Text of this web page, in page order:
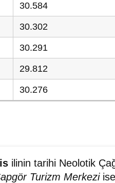
30.584
30.302
30.291
29.812
30.276
ilinin tarihi Neolotik
Turizm Merkezi